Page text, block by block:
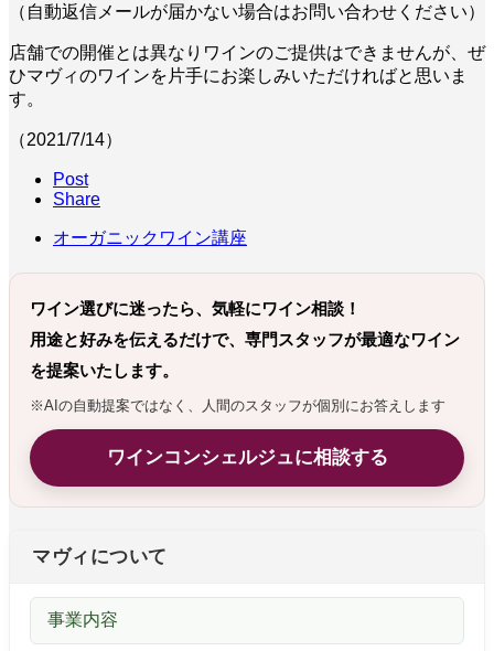
（自動返信メールが届かない場合はお問い合わせください）
店舗での開催とは異なりワインのご提供はできませんが、ぜ
ひマヴィのワインを片手にお楽しみいただければと思いま
す。
（2021/7/14）
Post
Share
オーガニックワイン講座
ワイン選びに迷ったら、気軽にワイン相談！
用途と好みを伝えるだけで、専門スタッフが最適なワイン
を提案いたします。
※AIの自動提案ではなく、人間のスタッフが個別にお答えします
ワインコンシェルジュに相談する
マヴィについて
事業内容